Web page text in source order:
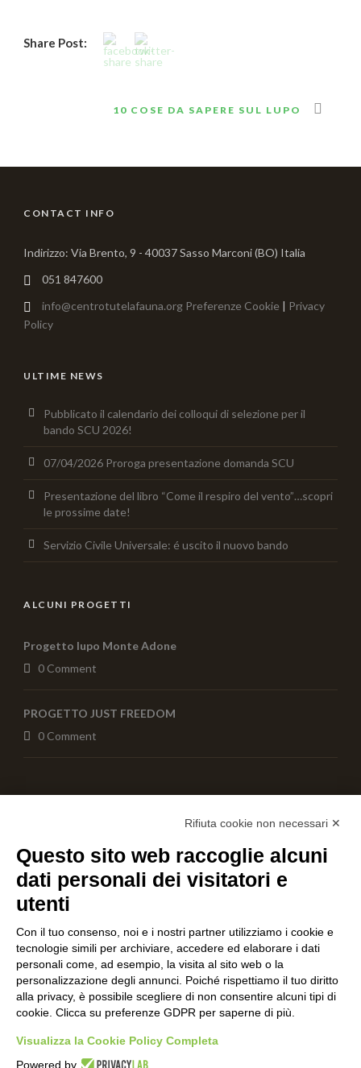
Share Post:
10 COSE DA SAPERE SUL LUPO
CONTACT INFO
Indirizzo: Via Brento, 9 - 40037 Sasso Marconi (BO) Italia
051 847600
info@centrotutelafauna.org Preferenze Cookie | Privacy
Policy
ULTIME NEWS
Pubblicato il calendario dei colloqui di selezione per il
bando SCU 2026!
07/04/2026 Proroga presentazione domanda SCU
Presentazione del libro “Come il respiro del vento”…scopri
le prossime date!
Servizio Civile Universale: é uscito il nuovo bando
ALCUNI PROGETTI
Progetto lupo Monte Adone
0 Comment
PROGETTO JUST FREEDOM
0 Comment
Rifiuta cookie non necessari ✕
Questo sito web raccoglie alcuni
dati personali dei visitatori e
utenti
Con il tuo consenso, noi e i nostri partner utilizziamo i cookie e
tecnologie simili per archiviare, accedere ed elaborare i dati
personali come, ad esempio, la visita al sito web o la
personalizzazione degli annunci. Poiché rispettiamo il tuo diritto
alla privacy, è possibile scegliere di non consentire alcuni tipi di
cookie. Clicca su preferenze GDPR per saperne di più.
Visualizza la Cookie Policy Completa
Powered by